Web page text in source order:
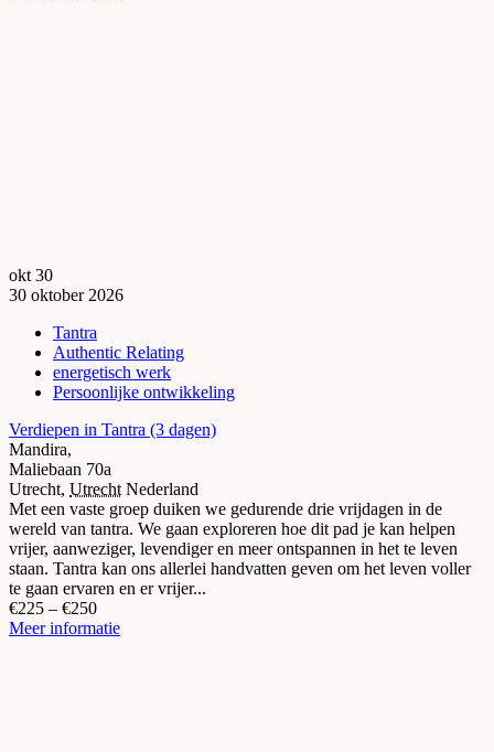
okt 30
30 oktober 2026
Tantra
Authentic Relating
energetisch werk
Persoonlijke ontwikkeling
Verdiepen in Tantra (3 dagen)
Mandira,
Maliebaan 70a
Utrecht, Utrecht Nederland
Met een vaste groep duiken we gedurende drie vrijdagen in de
wereld van tantra. We gaan exploreren hoe dit pad je kan helpen
vrijer, aanweziger, levendiger en meer ontspannen in het te leven
staan. Tantra kan ons allerlei handvatten geven om het leven voller
te gaan ervaren en er vrijer...
€225 – €250
Meer informatie